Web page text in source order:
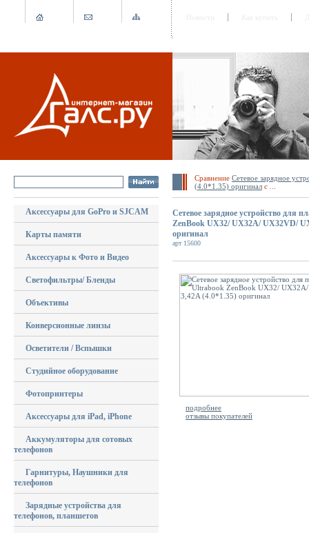
Сравнение Cетевое зарядное
(4.0*1.35) оригинал с ...
Аксессуары для GoPro и SJCAM
Карты памяти
Аксессуары к Фото и Видео
Светофильтры/ Бленды
Объективы
Конверсионные линзы
Осветители / Вспышки
Студийное оборудование
Фотопринтеры
Аксессуары для iPad, iPhone
Аккумуляторы для сотовых
телефонов
Гарнитуры, Наушники для
телефонов
Зарядные устройства для
телефонов, планшетов
Cетевое зарядное устройство для
ZenBook UX32/ UX32A/ UX32VD/
оригинал
арт 15600
подробнее
отзывы покупателей